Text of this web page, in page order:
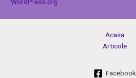
Acasa
Articole
Facebook